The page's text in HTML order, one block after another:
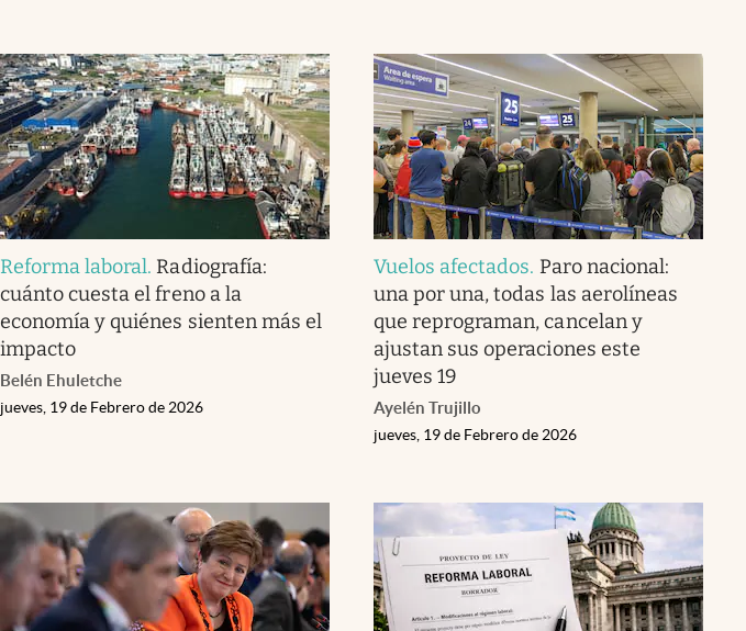
Reforma laboral. Radiografía:
cuánto cuesta el freno a la
economía y quiénes sienten más el
impacto
Belén Ehuletche
jueves, 19 de Febrero de 2026
Vuelos afectados. Paro nacional:
una por una, todas las aerolíneas
que reprograman, cancelan y
ajustan sus operaciones este
jueves 19
Ayelén Trujillo
jueves, 19 de Febrero de 2026